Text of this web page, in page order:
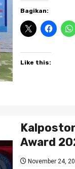
Bagikan:
Like this:
Award
November 24,